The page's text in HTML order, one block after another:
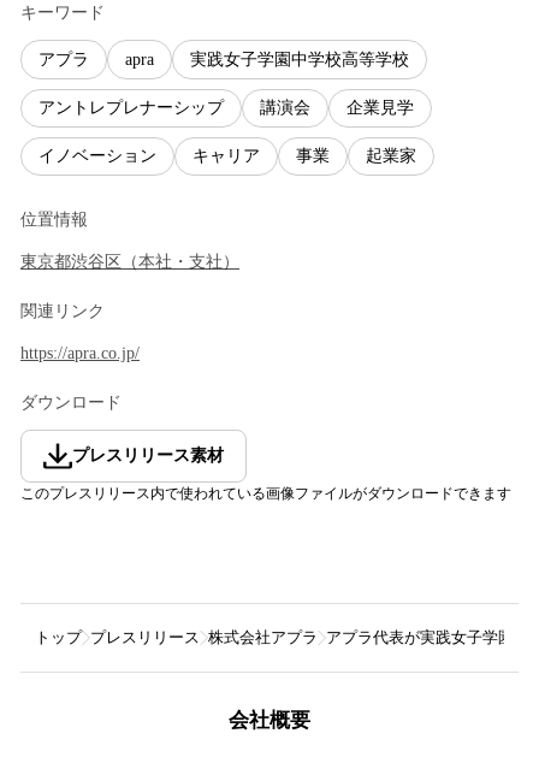
キーワード
アプラ apra 実践女子学園中学校高等学校
アントレプレナーシップ 講演会 企業見学
イノベーション キャリア 事業 起業家
位置情報
東京都渋谷区 （本社・支社 ）
関連リンク
https://apra.co.jp/
ダウンロード
プレスリリース素材
このプレスリリース内で使われている画像ファイルがダウンロードできます
トップ プレスリリース 株式会社アプラ アプラ代表が実践女子学園中
会社概要